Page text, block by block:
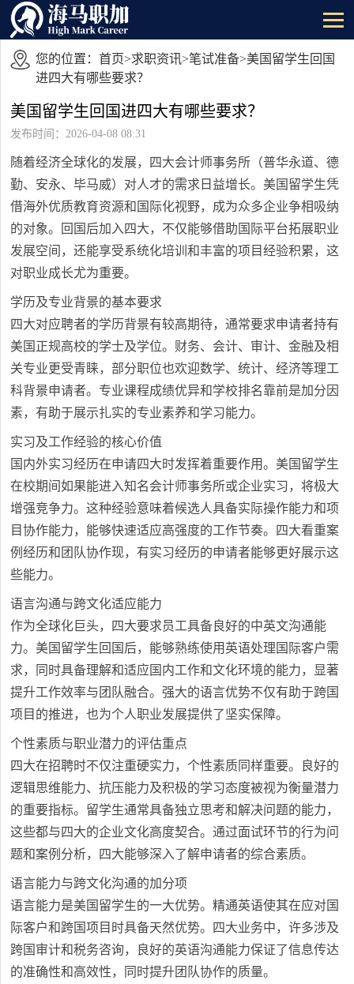
您的位置： 首页>求职资讯>笔试准备>美国留学生回国
进四大有哪些要求？
美国留学生回国进四大有哪些要求？
发布时间：2026-04-08 08:31
随着经济全球化的发展，四大会计师事务所（普华永道、德
勤、安永、毕马威）对人才的需求日益增长。美国留学生凭
借海外优质教育资源和国际化视野，成为众多企业争相吸纳
的对象。回国后加入四大，不仅能够借助国际平台拓展职业
发展空间，还能享受系统化培训和丰富的项目经验积累，这
对职业成长尤为重要。
学历及专业背景的基本要求
四大对应聘者的学历背景有较高期待，通常要求申请者持有
美国正规高校的学士及学位。财务、会计、审计、金融及相
关专业更受青睐，部分职位也欢迎数学、统计、经济等理工
科背景申请者。专业课程成绩优异和学校排名靠前是加分因
素，有助于展示扎实的专业素养和学习能力。
实习及工作经验的核心价值
国内外实习经历在申请四大时发挥着重要作用。美国留学生
在校期间如果能进入知名会计师事务所或企业实习，将极大
增强竞争力。这种经验意味着候选人具备实际操作能力和项
目协作能力，能够快速适应高强度的工作节奏。四大看重案
例经历和团队协作现，有实习经历的申请者能够更好展示这
些能力。
语言沟通与跨文化适应能力
作为全球化巨头，四大要求员工具备良好的中英文沟通能
力。美国留学生回国后，能够熟练使用英语处理国际客户需
求，同时具备理解和适应国内工作和文化环境的能力，显著
提升工作效率与团队融合。强大的语言优势不仅有助于跨国
项目的推进，也为个人职业发展提供了坚实保障。
个性素质与职业潜力的评估重点
四大在招聘时不仅注重硬实力，个性素质同样重要。良好的
逻辑思维能力、抗压能力及积极的学习态度被视为衡量潜力
的重要指标。留学生通常具备独立思考和解决问题的能力，
这些都与四大的企业文化高度契合。通过面试环节的行为问
题和案例分析，四大能够深入了解申请者的综合素质。
语言能力与跨文化沟通的加分项
语言能力是美国留学生的一大优势。精通英语使其在应对国
际客户和跨国项目时具备天然优势。四大业务中，许多涉及
跨国审计和税务咨询，良好的英语沟通能力保证了信息传达
的准确性和高效性，同时提升团队协作的质量。